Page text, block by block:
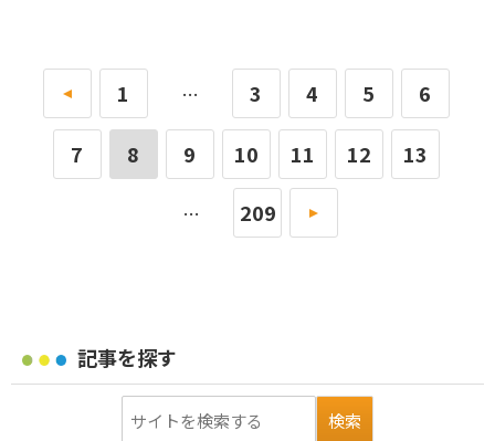
« 1 … 3 4 5 6
7 8 9 10 11 12 13
… 209 »
記事を探す